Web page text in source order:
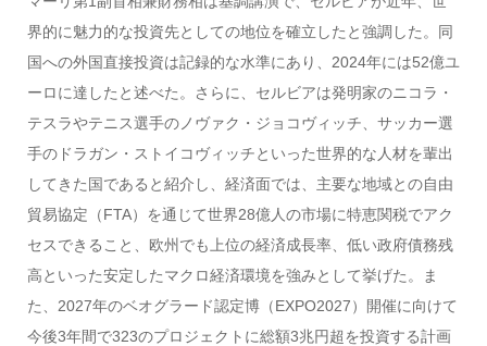
界的に魅力的な投資先としての地位を確立したと強調した。同
国への外国直接投資は記録的な水準にあり、2024年には52億ユ
ーロに達したと述べた。さらに、セルビアは発明家のニコラ・
テスラやテニス選手のノヴァク・ジョコヴィッチ、サッカー選
手のドラガン・ストイコヴィッチといった世界的な人材を輩出
してきた国であると紹介し、経済面では、主要な地域との自由
貿易協定（FTA）を通じて世界28億人の市場に特恵関税でアク
セスできること、欧州でも上位の経済成長率、低い政府債務残
高といった安定したマクロ経済環境を強みとして挙げた。ま
た、2027年のベオグラード認定博（EXPO2027）開催に向けて
今後3年間で323のプロジェクトに総額3兆円超を投資する計画